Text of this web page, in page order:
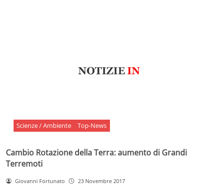
Scienze / Ambiente Top-News
Cambio Rotazione della Terra: aumento di Grandi
Terremoti
Giovanni Fortunato 23 Novembre 2017